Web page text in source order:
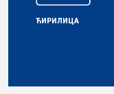
ЋИРИЛИЦА